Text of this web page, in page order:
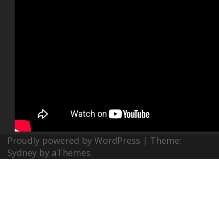
Proudly powered by WordPress | Theme:
Sydney by aThemes.